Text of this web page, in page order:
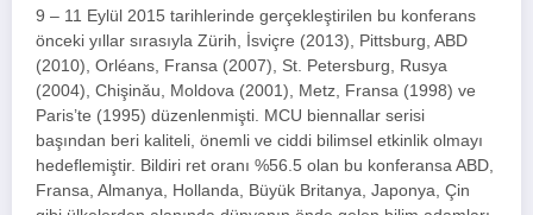
9 – 11 Eylül 2015 tarihlerinde gerçekleştirilen bu konferans
önceki yıllar sırasıyla Zürih, İsviçre (2013), Pittsburg, ABD
(2010), Orléans, Fransa (2007), St. Petersburg, Rusya
(2004), Chişinǎu, Moldova (2001), Metz, Fransa (1998) ve
Paris’te (1995) düzenlenmişti. MCU biennallar serisi
başından beri kaliteli, önemli ve ciddi bilimsel etkinlik olmayı
hedeflemiştir. Bildiri ret oranı %56.5 olan bu konferansa ABD,
Fransa, Almanya, Hollanda, Büyük Britanya, Japonya, Çin